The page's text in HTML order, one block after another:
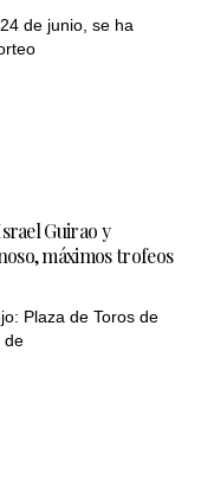
de junio, se ha
Guirao y
máximos trofeos
Plaza de Toros de
de